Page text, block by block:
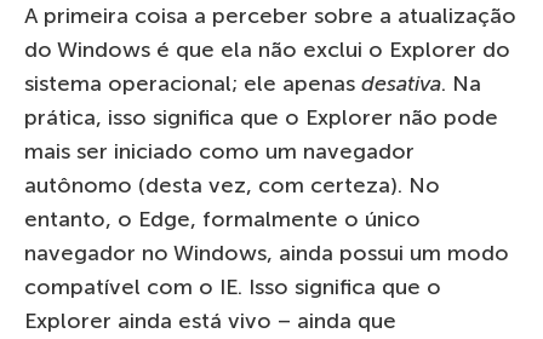
A primeira coisa a perceber sobre a atualização
do Windows é que ela não exclui o Explorer do
sistema operacional; ele apenas desativa. Na
prática, isso significa que o Explorer não pode
mais ser iniciado como um navegador
autônomo (desta vez, com certeza). No
entanto, o Edge, formalmente o único
navegador no Windows, ainda possui um modo
compatível com o IE. Isso significa que o
Explorer ainda está vivo – ainda que